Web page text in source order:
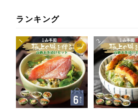
ランキング